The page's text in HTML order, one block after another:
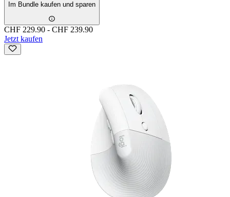
Im Bundle kaufen und sparen
CHF 229.90 - CHF 239.90
Jetzt kaufen